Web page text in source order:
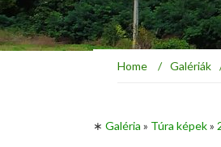
Home / Galériák
∗ Galéria » Túra képek»